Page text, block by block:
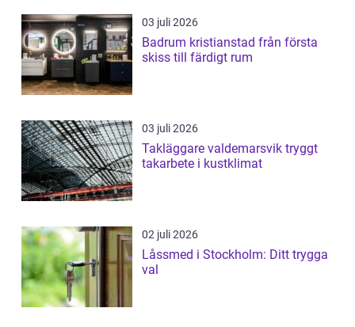
03 juli 2026
Badrum kristianstad från första
skiss till färdigt rum
03 juli 2026
Takläggare valdemarsvik tryggt
takarbete i kustklimat
02 juli 2026
Låssmed i Stockholm: Ditt trygga
val